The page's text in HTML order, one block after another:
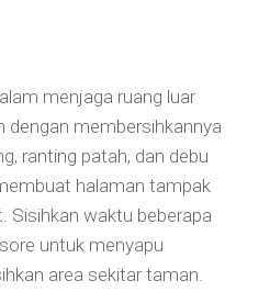
menjaga ruang luar
dengan membersihkannya
ranting patah, dan debu
halaman tampak
Sisihkan waktu beberapa
untuk menyapu
area sekitar taman.